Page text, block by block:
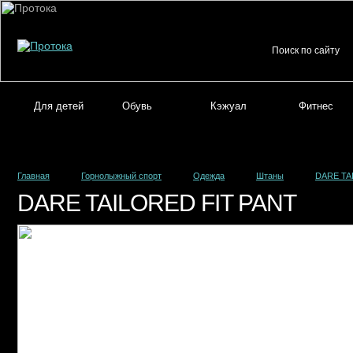
Для детей Обувь Кэжуал Фитнес
Главная Горнолыжный спорт Одежда Штаны DARE
DARE TAILORED FIT PANT